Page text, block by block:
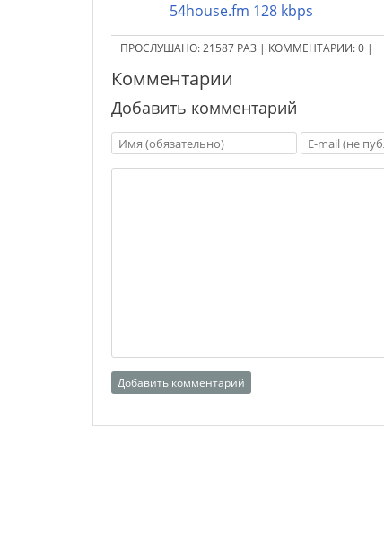
54house.fm 128 kbps
ПРОСЛУШАНО:21587РАЗ | КОММЕНТАРИИ:0 |
Комментарии
Добавить комментарий